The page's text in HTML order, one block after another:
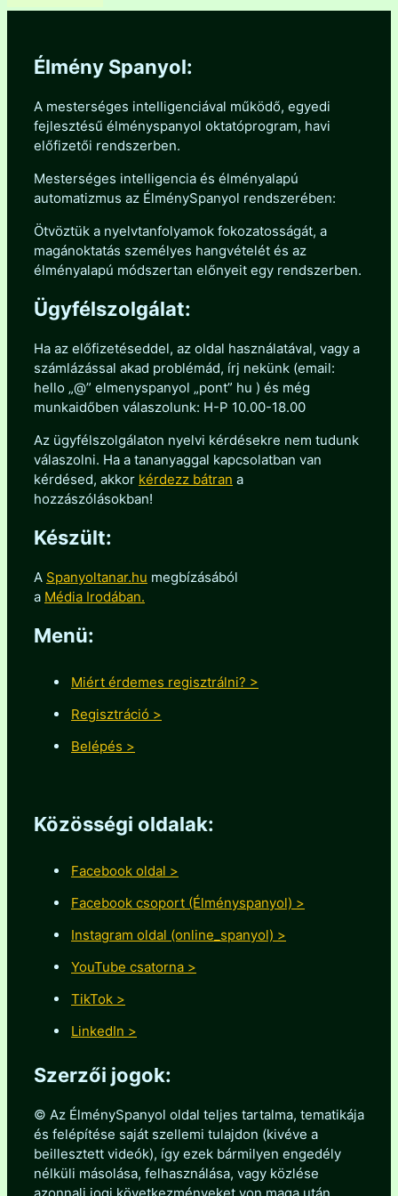
Élmény Spanyol:
A mesterséges intelligenciával működő, egyedi
fejlesztésű élményspanyol oktatóprogram, havi
előfizetői rendszerben.
Mesterséges intelligencia és élményalapú
automatizmus az ÉlménySpanyol rendszerében:
Ötvöztük a nyelvtanfolyamok fokozatosságát, a
magánoktatás személyes hangvételét és az
élményalapú módszertan előnyeit egy rendszerben.
Ügyfélszolgálat:
Ha az előfizetéseddel, az oldal használatával, vagy a
számlázással akad problémád, írj nekünk (email:
hello „@” elmenyspanyol „pont” hu ) és még
munkaidőben válaszolunk: H-P 10.00-18.00
Az ügyfélszolgálaton nyelvi kérdésekre nem tudunk
válaszolni. Ha a tananyaggal kapcsolatban van
kérdésed, akkor kérdezz bátran a
hozzászólásokban!
Készült:
A Spanyoltanar.hu megbízásából
a Média Irodában.
Menü:
Miért érdemes regisztrálni? >
Regisztráció >
Belépés >
Közösségi oldalak:
Facebook oldal >
Facebook csoport (Élményspanyol) >
Instagram oldal (online_spanyol) >
YouTube csatorna >
TikTok >
LinkedIn >
Szerzői jogok:
© Az ÉlménySpanyol oldal teljes tartalma, tematikája
és felépítése saját szellemi tulajdon (kivéve a
beillesztett videók), így ezek bármilyen engedély
nélküli másolása, felhasználása, vagy közlése